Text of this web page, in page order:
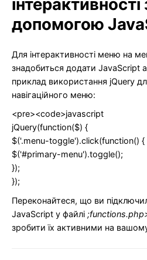
допомогою
Для інтерактивності меню на
знадобиться додати JavaScript
приклад використання jQuery
навігаційного меню:
<pre><code>javascript
jQuery(function($) {
$('.menu-toggle').click(function() {
$('#primary-menu').toggle();
});
});
Переконайтеся, що ви
JavaScript у файлі
зробити їх активними на